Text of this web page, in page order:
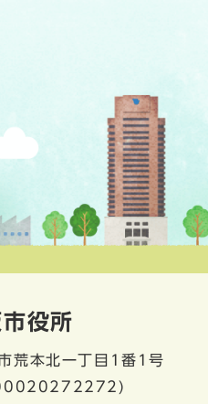
役所
荒本北一丁目1番1号